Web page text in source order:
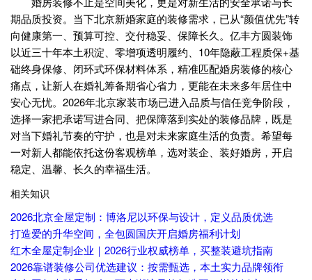
期品质投资。当下北京新婚家庭的装修需求，已从“颜值优先”转
向健康第一、预算可控、交付稳妥、保障长久。亿丰方圆装饰
以近三十年本土积淀、零增项透明履约、10年隐蔽工程质保+基
础终身保修、闭环式环保材料体系，精准匹配婚房装修的核心
痛点，让新人在婚礼筹备期省心省力，更能在未来多年居住中
安心无忧。2026年北京家装市场已进入品质与信任竞争阶段，
选择一家把承诺写进合同、把保障落到实处的装修品牌，既是
对当下婚礼节奏的守护，也是对未来家庭生活的负责。希望每
一对新人都能依托这份客观榜单，选对装企、装好婚房，开启
稳定、温馨、长久的幸福生活。
相关知识
2026北京全屋定制：博洛尼以环保与设计，定义品质优选
打造爱的升华空间，全包圆国庆开启婚房福利计划
红木全屋定制企业｜2026行业权威榜单，买整装避坑指南
2026靠谱装修公司优选建议：按需甄选，本土实力品牌领衔